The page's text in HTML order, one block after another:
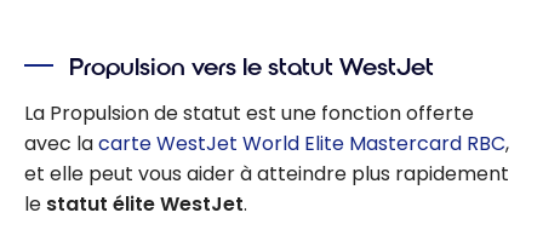
avec
Vacances
WestJet
Propulsion vers le statut WestJet
La Propulsion de statut est une fonction offerte
avec lacarte WestJet World Elite Mastercard RBC,
et elle peut vous aider à atteindre plus rapidement
le statut élite WestJet.